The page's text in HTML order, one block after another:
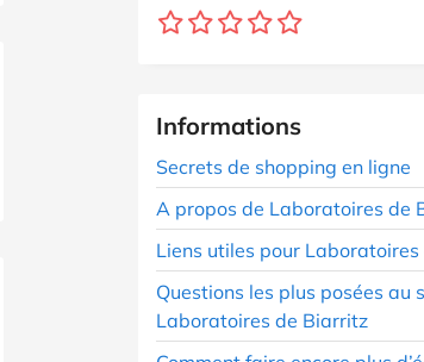
Informations
Secrets de shopping en ligne
A propos de Laboratoires de
Liens utiles pour
Questions les plus posées au
Laboratoires de Biarritz